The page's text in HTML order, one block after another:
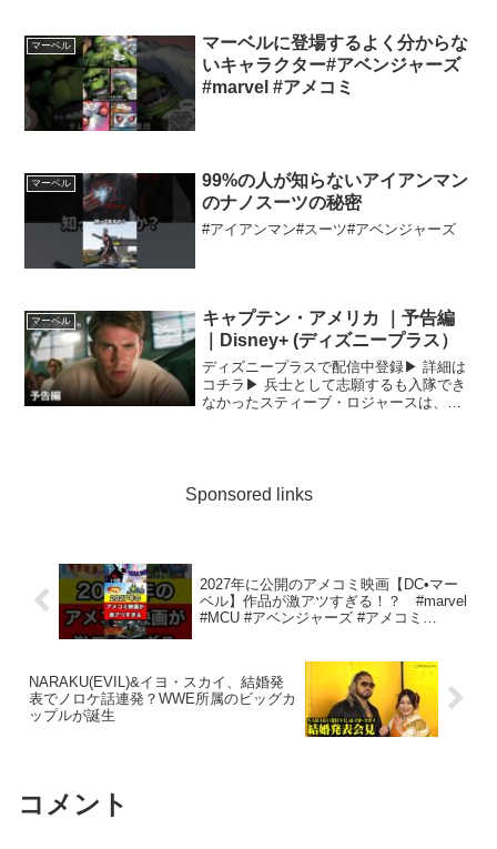
えるように動画を投稿しています。▶紹
介ヒーローアイア...
マーベル
マーベルに登場するよく分からな
いキャラクター#アベンジャーズ
#marvel #アメコミ
マーベル
99%の人が知らないアイアンマン
のナノスーツの秘密
#アイアンマン#スーツ#アベンジャーズ
マーベル
キャプテン・アメリカ ｜予告編
｜Disney+ (ディズニープラス）
ディズニープラスで配信中登録▶︎ 詳細は
コチラ▶︎ 兵士として志願するも入隊でき
なかったスティーブ・ロジャースは、極
Sponsored links
2027年に公開のアメコミ映画【DC•マー
ベル】作品が激アツすぎる！？ #marvel
#MCU #アベンジャーズ #アメコミ
NARAKU(EVIL)&イヨ・スカイ、結婚発
表でノロケ話連発？WWE所属のビッグカ
ップルが誕生
コメント